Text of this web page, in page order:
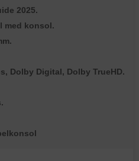
2025.
med konsol.
Dolby Digital, Dolby TrueHD.